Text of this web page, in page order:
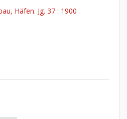
Häfen. Jg. 37 : 1900